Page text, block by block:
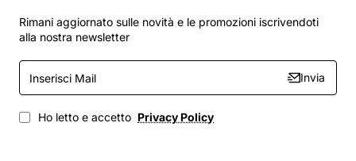
Rimani aggiornato sulle novità e le promozioni iscrivendoti
alla nostra newsletter
Inserisci
Mail
Invia
Ho letto e accetto Privacy Policy